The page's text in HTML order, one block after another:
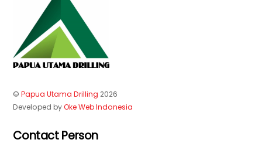
©Papua Utama Drilling 2026
Developed byOke Web Indonesia
Contact Person